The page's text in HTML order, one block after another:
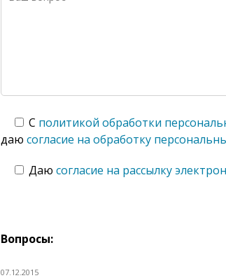
C политикой обработки
даю согласие на обработку
Даю согласие на рассылку
Вопросы:
07.12.2015